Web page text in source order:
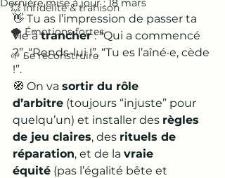
💥 Infidélité & trahison
🌪️ Émotions fortes
🌱 Se reconstruire
Dernière mise à jour : 18 mars
👋 Tu as l’impression de passer ta
vie à trancher : “Qui a commencé
?”, “Rends-lui !”, “Tu es l’aîné·e, cède
!”.
🧭 On va sortir du rôle
d’arbitre (toujours “injuste” pour
quelqu’un) et installer des règles
de jeu claires, des rituels de
réparation, et de la vraie
équité (pas l’égalité bête et